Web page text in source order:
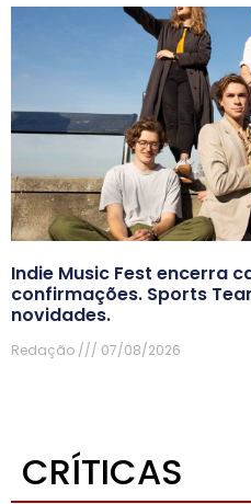
Indie Music Fest encerra
confirmações. Sports
novidades.
Redação 07/08/2026
CRÍTICAS